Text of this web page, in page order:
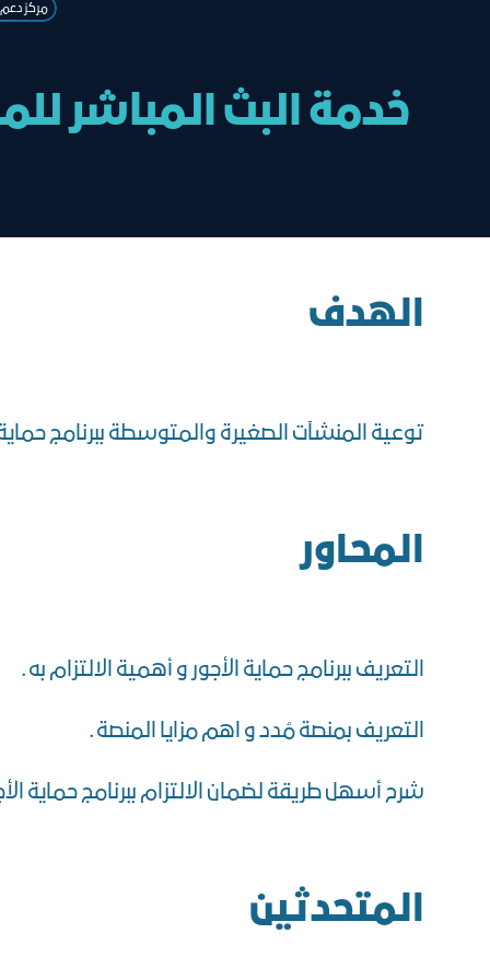
مركز
خدمة البث المباشر
الهدف
توعية المنشآت الصغيرة والمتوسطة ببرنامج حماية
المحاور
التعريف ببرنامج حماية الأجور و أهمية الالتزام به .
التعريف بمنصة مُدد و اهم مزايا المنصة .
شرح أسهل طريقة لضمان الالتزام ببرنامج حماية
المتحدثين